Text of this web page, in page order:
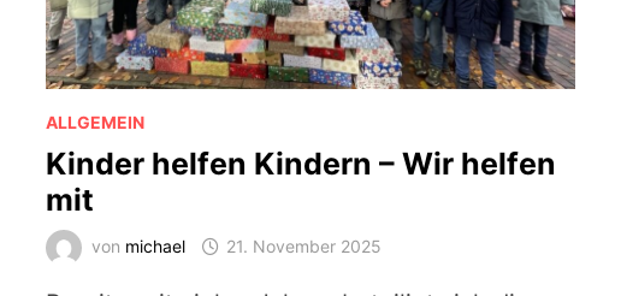
ALLGEMEIN
Kinder helfen Kindern – Wir helfen
mit
von michael 21. November 2025